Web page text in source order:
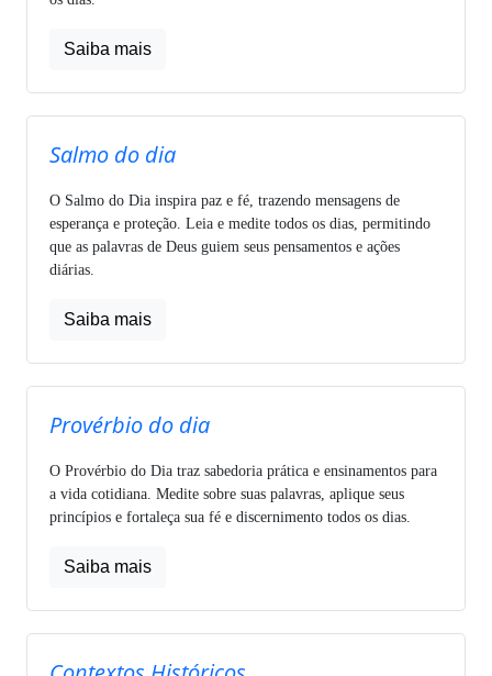
Saiba mais
Salmo do dia
O Salmo do Dia inspira paz e fé, trazendo mensagens de
esperança e proteção. Leia e medite todos os dias, permitindo
que as palavras de Deus guiem seus pensamentos e ações
diárias.
Saiba mais
Provérbio do dia
O Provérbio do Dia traz sabedoria prática e ensinamentos para
a vida cotidiana. Medite sobre suas palavras, aplique seus
princípios e fortaleça sua fé e discernimento todos os dias.
Saiba mais